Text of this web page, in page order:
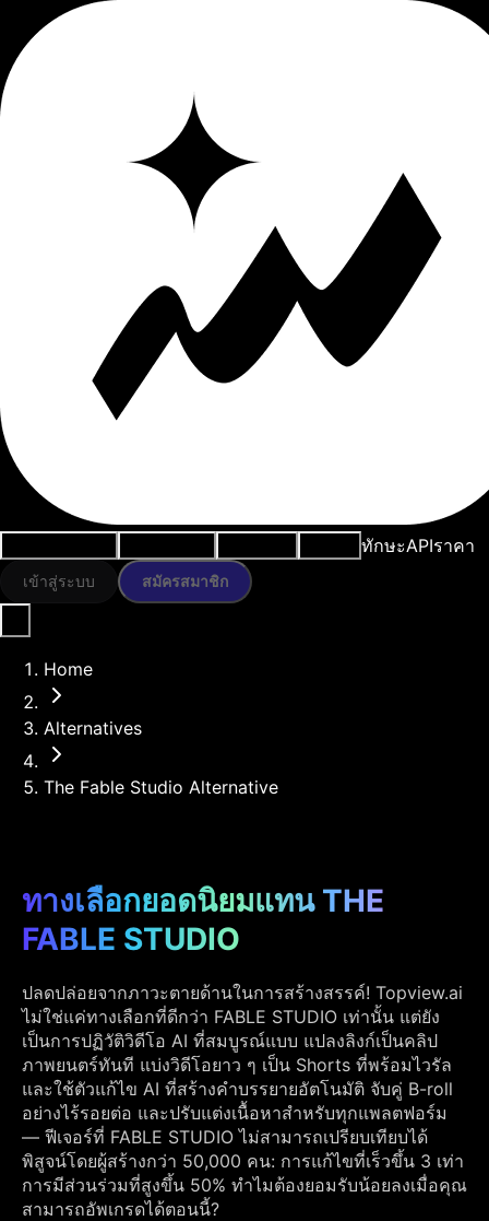
ทักษะAPIราคา
เข้าสู่ระบบ สมัครสมาชิก
Home
Alternatives
The Fable Studio Alternative
ทางเลือกยอดนิยมแทน THE
FABLE STUDIO
ปลดปล่อยจากภาวะตายด้านในการสร้างสรรค์! Topview.ai
ไม่ใช่แค่ทางเลือกที่ดีกว่า FABLE STUDIO เท่านั้น แต่ยัง
เป็นการปฏิวัติวิดีโอ AI ที่สมบูรณ์แบบ แปลงลิงก์เป็นคลิป
ภาพยนตร์ทันที แบ่งวิดีโอยาว ๆ เป็น Shorts ที่พร้อมไวรัล
และใช้ตัวแก้ไข AI ที่สร้างคำบรรยายอัตโนมัติ จับคู่ B-roll
อย่างไร้รอยต่อ และปรับแต่งเนื้อหาสำหรับทุกแพลตฟอร์ม
— ฟีเจอร์ที่ FABLE STUDIO ไม่สามารถเปรียบเทียบได้
พิสูจน์โดยผู้สร้างกว่า 50,000 คน: การแก้ไขที่เร็วขึ้น 3 เท่า
การมีส่วนร่วมที่สูงขึ้น 50% ทำไมต้องยอมรับน้อยลงเมื่อคุณ
สามารถอัพเกรดได้ตอนนี้?